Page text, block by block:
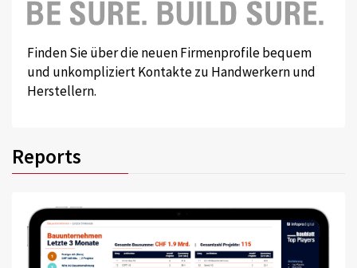
Finden Sie über die neuen Firmenprofile bequem
und unkompliziert Kontakte zu Handwerkern und
Herstellern.
Reports